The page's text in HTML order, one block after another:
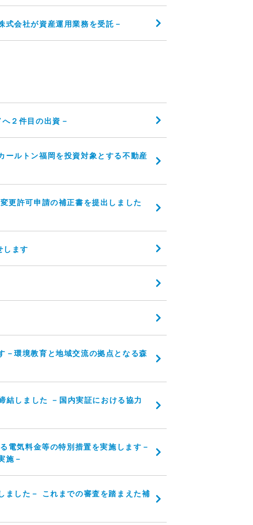
式会社が資産運用業務を受託－
２件目の出資－
ールトン福岡を投資対象とする不動産
更許可申請の補正書を提出しました
します
－環境教育と地域交流の拠点となる森
しました －国内実証における協力
電気料金等の特別措置を実施します－
施－
ました－ これまでの審査を踏まえた補